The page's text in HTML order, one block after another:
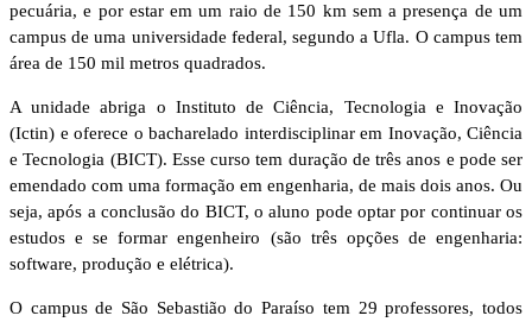
pecuária, e por estar em um raio de 150 km sem a presença de um
campus de uma universidade federal, segundo a Ufla. O campus tem
área de 150 mil metros quadrados.
A unidade abriga o Instituto de Ciência, Tecnologia e Inovação
(Ictin) e oferece o bacharelado interdisciplinar em Inovação, Ciência
e Tecnologia (BICT). Esse curso tem duração de três anos e pode ser
emendado com uma formação em engenharia, de mais dois anos. Ou
seja, após a conclusão do BICT, o aluno pode optar por continuar os
estudos e se formar engenheiro (são três opções de engenharia:
software, produção e elétrica).
O campus de São Sebastião do Paraíso tem 29 professores, todos